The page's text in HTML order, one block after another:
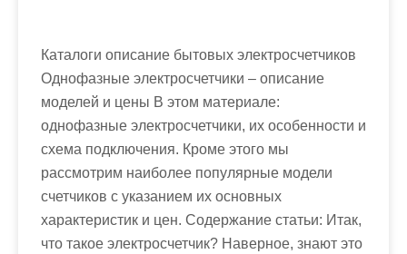
Каталоги описание бытовых электросчетчиков
Однофазные электросчетчики – описание
моделей и цены В этом материале:
однофазные электросчетчики, их особенности и
схема подключения. Кроме этого мы
рассмотрим наиболее популярные модели
счетчиков с указанием их основных
характеристик и цен. Содержание статьи: Итак,
что такое электросчетчик? Наверное, знают это